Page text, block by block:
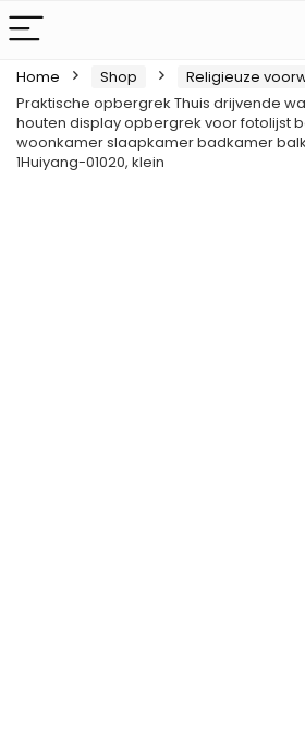
Home Shop Religieuze
Praktische opbergrek Thuis drijvende
houten display opbergrek voor fotolijst
woonkamer slaapkamer badkamer
1Huiyang-01020, klein